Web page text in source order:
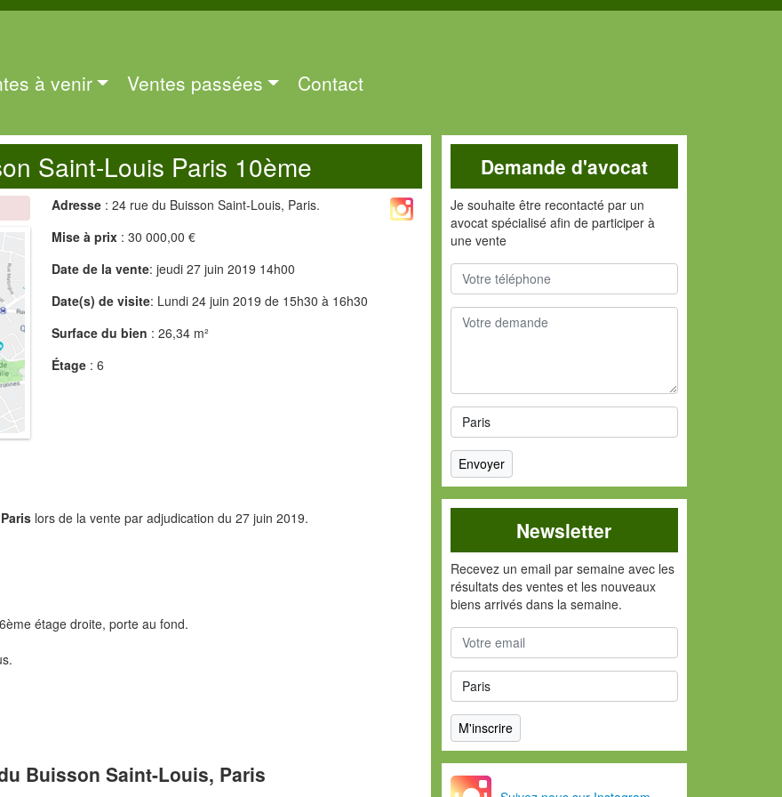
à venir Ventes passées Contact
Saint-Louis Paris 10ème
Adresse: 24 rue du Buisson Saint-Louis, Paris.
Mise à prix: 30 000,00 €
Date de la vente: jeudi 27 juin 2019 14h00
Date(s) de visite: Lundi 24 juin 2019 de 15h30 à 16h30
Surface du bien : 26,34 m²
Étage: 6
lors de la vente par adjudication du 27 juin 2019.
étage droite, porte au fond.
Buisson Saint-Louis, Paris
Demande d'avocat
Je souhaite être recontacté par un
avocat spécialisé afin de participer à
une vente
Newsletter
Recevez un email par semaine avec les
résultats des ventes et les nouveaux
biens arrivés dans la semaine.